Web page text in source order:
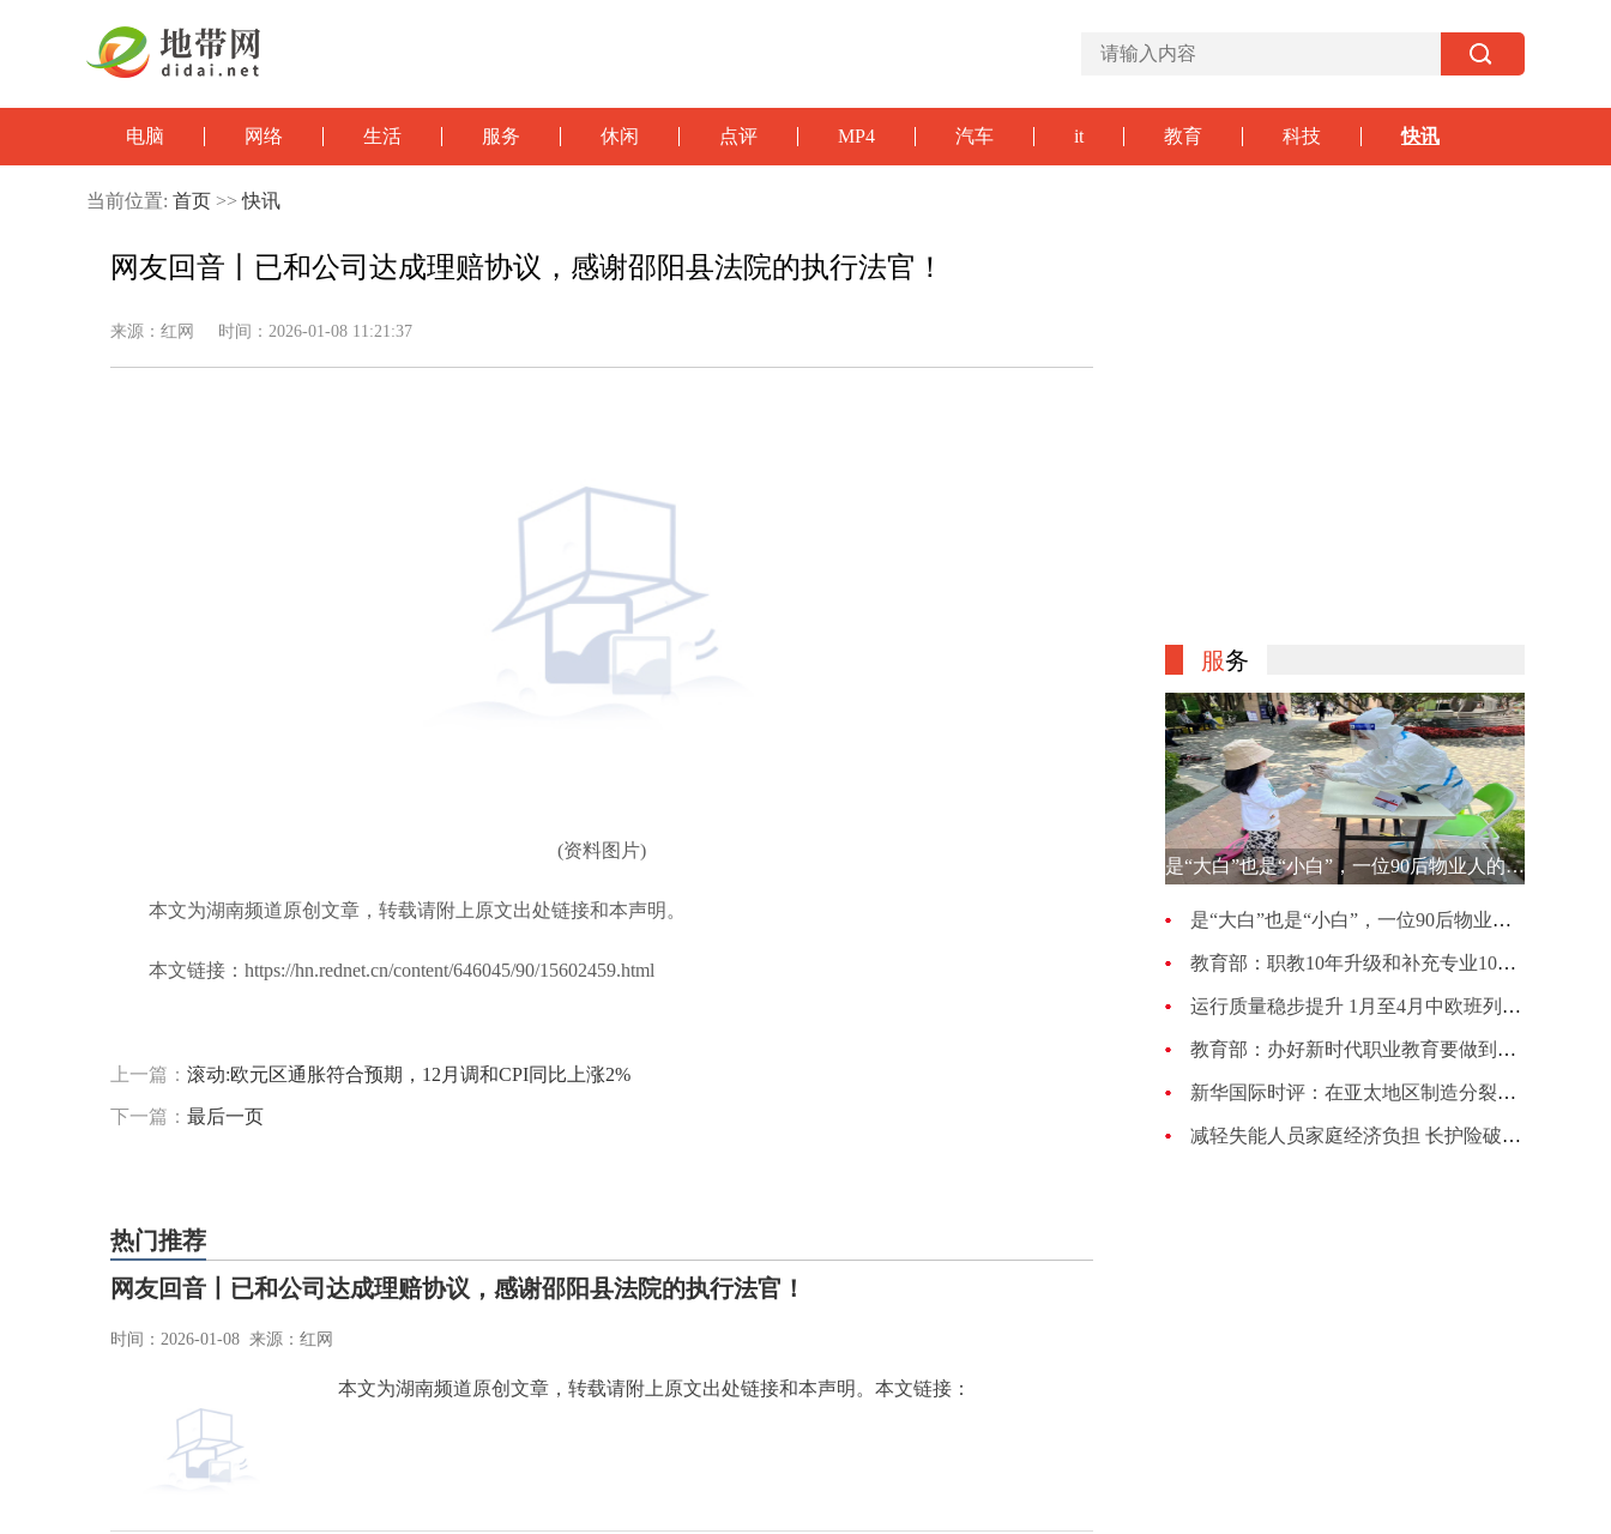
电脑 网络 生活 服务 休闲 点评 MP4 汽车 it 教育 科技 快讯
当前位置: 首页 >>快讯
网友回音丨已和公司达成理赔协议，感谢邵阳县法院的执行法官！
来源：红网 时间：2026-01-08 11:21:37
(资料图片)
本文为湖南频道原创文章，转载请附上原文出处链接和本声明。
本文链接：https://hn.rednet.cn/content/646045/90/15602459.html
上一篇： 滚动:欧元区通胀符合预期，12月调和CPI同比上涨2%
下一篇： 最后一页
热门推荐
网友回音丨已和公司达成理赔协议，感谢邵阳县法院的执行法官！
时间：2026-01-08 来源：红网
本文为湖南频道原创文章，转载请附上原文出处链接和本声明。本文链接：
服务
是“大白”也是“小白”，一位90后物业人的选择
是“大白”也是“小白”，一位90后物业人的选择
教育部：职教10年升级和补充专业1007种 更新幅度超70%
运行质量稳步提升 1月至4月中欧班列累计开行4813列
教育部：办好新时代职业教育要做到五个“必须坚持”
新华国际时评：在亚太地区制造分裂对抗的图谋注定失败
减轻失能人员家庭经济负担 长护险破局养老困境